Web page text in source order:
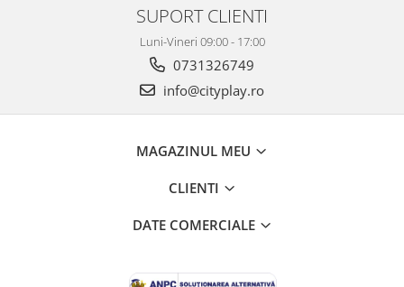
SUPORT CLIENTI
Luni-Vineri 09:00 - 17:00
0731326749
info@cityplay.ro
MAGAZINUL MEU
CLIENTI
DATE COMERCIALE